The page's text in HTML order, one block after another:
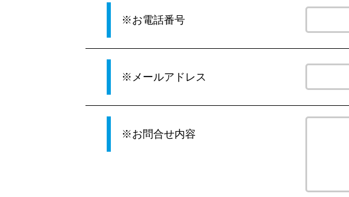
※お電話番号
※メールアドレス
※お問合せ内容